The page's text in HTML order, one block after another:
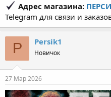
Адрес магазина:
Telegram для связи и
P Persik1
Новичок
27 Мар 2026